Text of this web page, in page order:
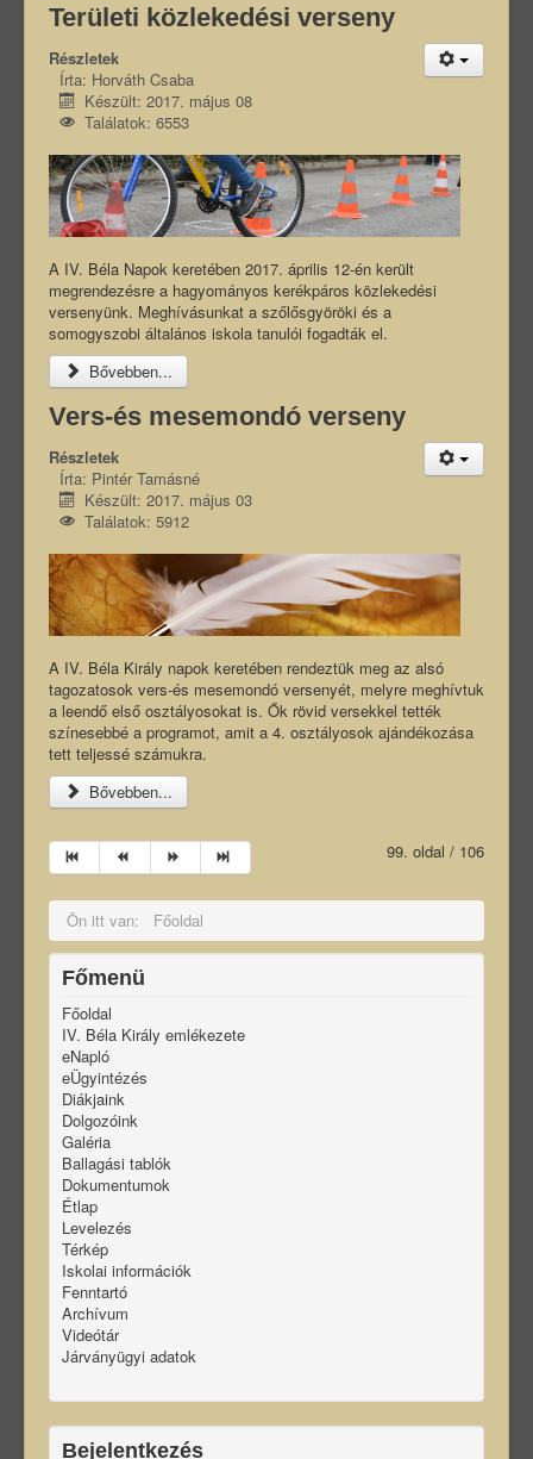
Területi közlekedési verseny
Részletek
Írta: Horváth Csaba
Készült: 2017. május 08
Találatok: 6553
A IV. Béla Napok keretében 2017. április 12-én került
megrendezésre a hagyományos kerékpáros közlekedési
versenyünk. Meghívásunkat a szőlősgyöröki és a
somogyszobi általános iskola tanulói fogadták el.
Bővebben...
Vers-és mesemondó verseny
Részletek
Írta: Pintér Tamásné
Készült: 2017. május 03
Találatok: 5912
A IV. Béla Király napok keretében rendeztük meg az alsó
tagozatosok vers-és mesemondó versenyét, melyre meghívtuk
a leendő első osztályosokat is. Ők rövid versekkel tették
színesebbé a programot, amit a 4. osztályosok ajándékozása
tett teljessé számukra.
Bővebben...
99. oldal / 106
Ön itt van: Főoldal
Főmenü
Főoldal
IV. Béla Király emlékezete
eNapló
eÜgyintézés
Diákjaink
Dolgozóink
Galéria
Ballagási tablók
Dokumentumok
Étlap
Levelezés
Térkép
Iskolai információk
Fenntartó
Archívum
Videótár
Járványügyi adatok
Bejelentkezés